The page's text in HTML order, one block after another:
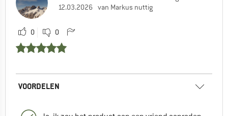
12.03.2026 van Markus nuttig
0 0
VOORDELEN